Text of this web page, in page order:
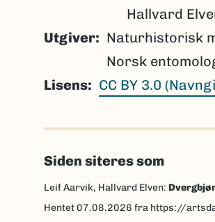
Hallvard
Utgiver
Naturhistorisk
Norsk
Lisens
CC BY 3.0
Siden siteres som
Leif Aarvik, Hallvard Elven:
Hentet 07.08.2026 fra https://